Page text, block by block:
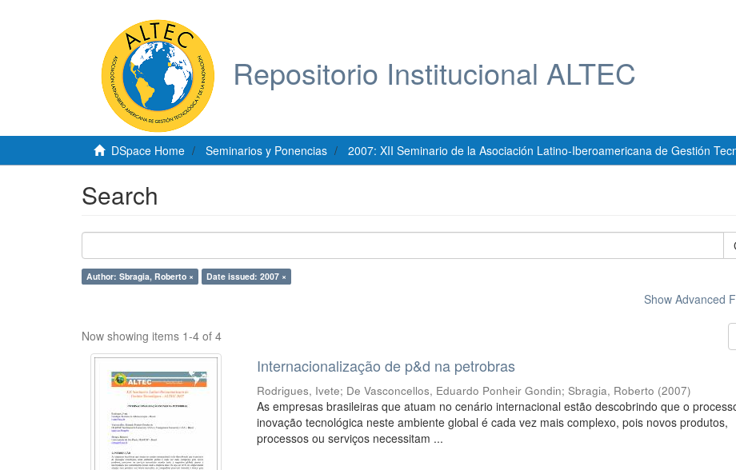
Repositorio Institucional ALTEC
DSpace Home Seminarios y Ponencias 2007: XII Seminario de la Asociación Latino-Iberoamericana de Gestión
Search
Author: Sbragia, Roberto × Date issued: 2007 ×
Show Advanced
Now showing items 1-4 of 4
Internacionalização de p&d na petrobras
Rodrigues, Ivete; De Vasconcellos, Eduardo Ponheir Gondin;Sbragia, Roberto (2007)
As empresas brasileiras que atuam no cenário internacional estão descobrindo que o
inovação tecnológica neste ambiente global é cada vez mais complexo, pois novos produtos,
processos ou serviços necessitam ...